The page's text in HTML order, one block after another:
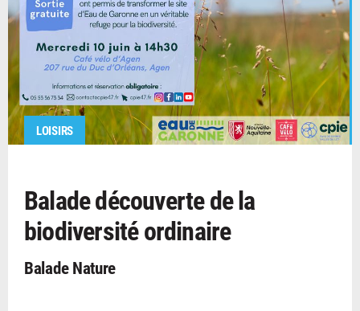
LOISIRS
Balade découverte de la
biodiversité ordinaire
Balade Nature